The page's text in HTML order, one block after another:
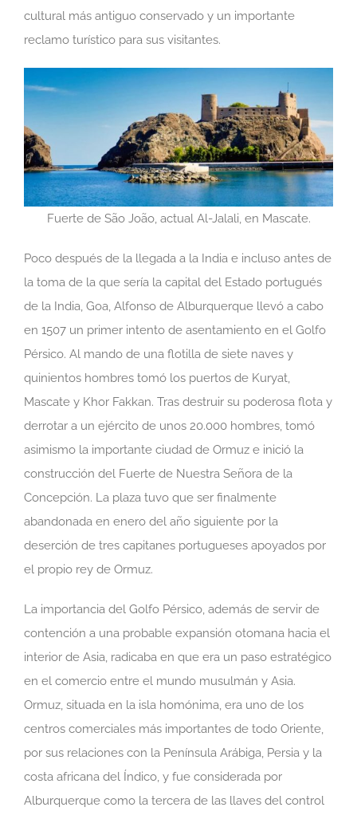
cultural más antiguo conservado y un importante
reclamo turístico para sus visitantes.
Fuerte de São João, actual Al-Jalali, en Mascate.
Poco después de la llegada a la India e incluso antes de
la toma de la que sería la capital del Estado portugués
de la India, Goa, Alfonso de Alburquerque llevó a cabo
en 1507 un primer intento de asentamiento en el Golfo
Pérsico. Al mando de una flotilla de siete naves y
quinientos hombres tomó los puertos de Kuryat,
Mascate y Khor Fakkan. Tras destruir su poderosa flota y
derrotar a un ejército de unos 20.000 hombres, tomó
asimismo la importante ciudad de Ormuz e inició la
construcción del Fuerte de Nuestra Señora de la
Concepción. La plaza tuvo que ser finalmente
abandonada en enero del año siguiente por la
deserción de tres capitanes portugueses apoyados por
el propio rey de Ormuz.
La importancia del Golfo Pérsico, además de servir de
contención a una probable expansión otomana hacia el
interior de Asia, radicaba en que era un paso estratégico
en el comercio entre el mundo musulmán y Asia.
Ormuz, situada en la isla homónima, era uno de los
centros comerciales más importantes de todo Oriente,
por sus relaciones con la Península Arábiga, Persia y la
costa africana del Índico, y fue considerada por
Alburquerque como la tercera de las llaves del control